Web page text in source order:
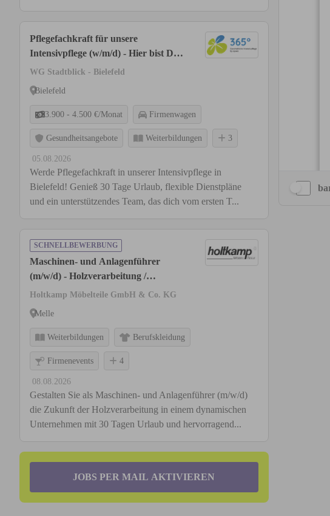
Pflegefachkraft für unsere
Intensivpflege (w/m/d) - Hier bist Du
richtig!
WG Stadtblick - Bielefeld
Bielefeld
3.900 - 4.500 €/Monat Firmenwagen
Gesundheitsangebote Weiterbildungen 3
05.08.2026
Werde Pflegefachkraft in unserer Intensivpflege in
Bielefeld! Genieß 30 Tage Urlaub, flexible Dienstpläne
und ein unterstützendes Team, das dich vom ersten T...
SCHNELLBEWERBUNG
Maschinen- und Anlagenführer
(m/w/d) - Holzverarbeitung /
Möbelfertigung
Holtkamp Möbelteile GmbH & Co. KG
Melle
Weiterbildungen Berufskleidung
Firmenevents 4
08.08.2026
Gestalten Sie als Maschinen- und Anlagenführer (m/w/d)
die Zukunft der Holzverarbeitung in einem dynamischen
Unternehmen mit 30 Tagen Urlaub und hervorragend...
JOBS PER MAIL AKTIVIEREN